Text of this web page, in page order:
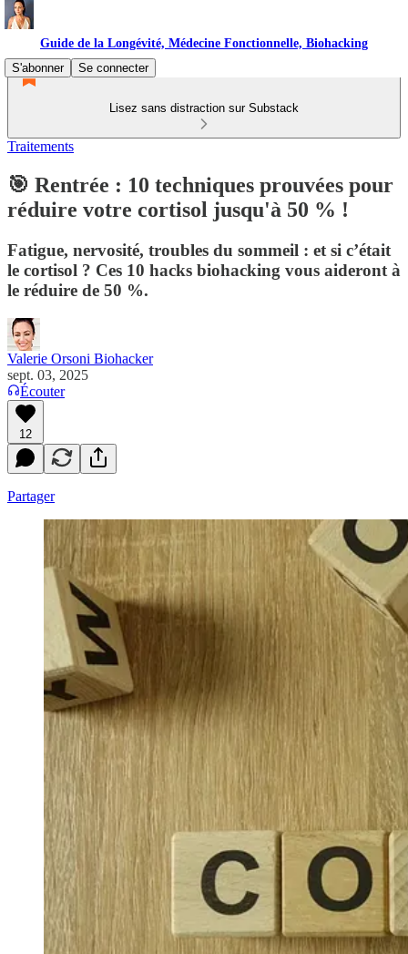
Guide de la Longévité, Médecine Fonctionnelle, Biohacking
S'abonner
Se connecter
Lisez sans distraction sur Substack
Traitements
🎯 Rentrée : 10 techniques prouvées pour
réduire votre cortisol jusqu'à 50 % !
Fatigue, nervosité, troubles du sommeil : et si c’était
le cortisol ? Ces 10 hacks biohacking vous aideront à
le réduire de 50 %.
Valerie Orsoni Biohacker
sept. 03, 2025
Écouter
12
Partager